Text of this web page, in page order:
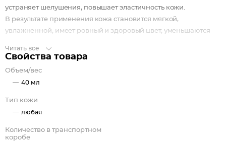
устраняет шелушения, повышает эластичность кожи.
В результате применения кожа становится мягкой,
увлажненной, имеет ровный и здоровый цвет, уменьшаются
Не содержит красителей, отдушек, парабенов, силиконов.
Д-пантенол (провитамин В5) обладает
кожу гладкой, мягкой и увлажненной.
Масло ши защищает кожу, обладает заживляющими и
гладкой.
Читать все
Свойства товара
Объем/вес
40 мл
Тип кожи
любая
Количество в транспортном
коробе